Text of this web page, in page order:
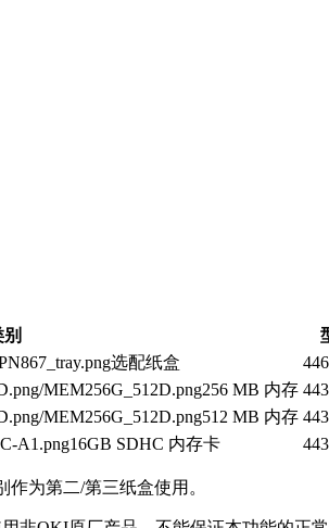
选配纸盒
256 MB 内存
512 MB 内存
16GB SDHC 内存卡
为第二/第三纸盒使用。